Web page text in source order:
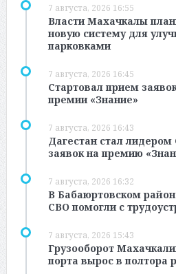
7 августа, 2026 16:55
Власти Махачкалы
новую систему для
парковками
7 августа, 2026 16:45
Стартовал прием
премии «Знание»
7 августа, 2026 16:43
Дагестан стал
заявок на премию
7 августа, 2026 16:32
В Бабаюртовском
СВО помогли с
7 августа, 2026 15:43
Грузооборот
порта вырос в полтора